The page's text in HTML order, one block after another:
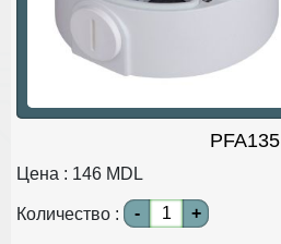
PFA135
Цена : 146 MDL
Количество : - +